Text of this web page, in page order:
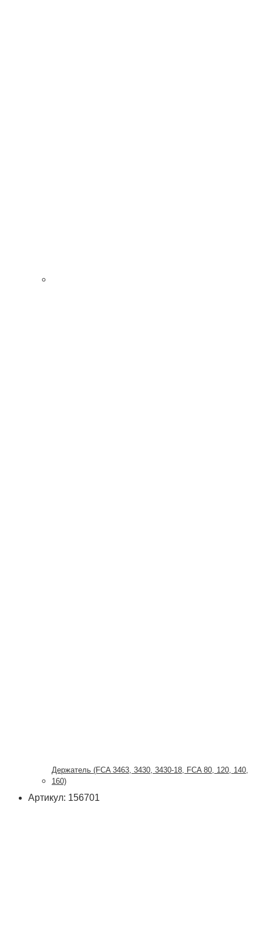
Держатель (FCA 3463, 3430, 3430-18, FCA 80, 120, 140,
160)
Артикул: 156701